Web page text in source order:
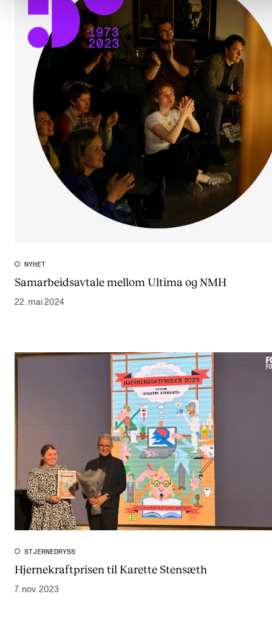
NYHET
Samarbeidsavtale mellom Ultima og NMH
22. mai 2024
STJERNEDRYSS
Hjernekraftprisen til Karette Stensæth
7. nov. 2023